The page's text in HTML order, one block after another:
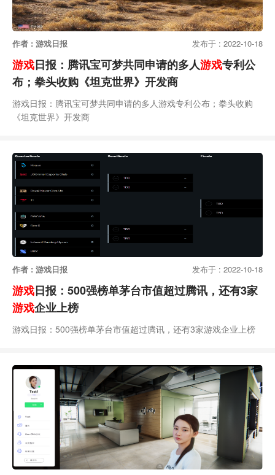
作者 : 游戏日报 发布于 : 2022-10-18
游戏日报：腾讯宝可梦共同申请的多人游戏专利公
布；拳头收购《坦克世界》开发商
游戏日报：腾讯宝可梦共同申请的多人游戏专利公布；拳头收购
《坦克世界》开发商
作者 : 游戏日报 发布于 : 2022-10-18
游戏日报：500强榜单茅台市值超过腾讯，还有3家
游戏企业上榜
游戏日报：500强榜单茅台市值超过腾讯，还有3家游戏企业上榜